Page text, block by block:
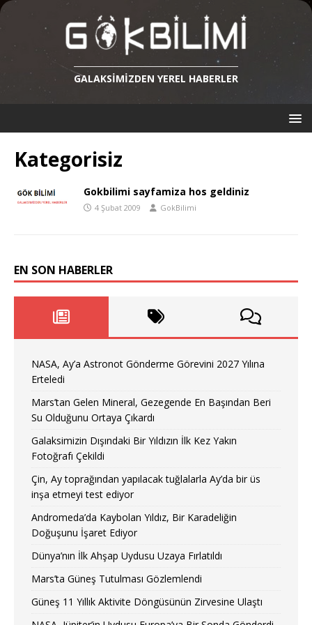
GALAKSIMIZDEN YEREL HABERLER
Kategorisiz
Gokbilimi sayfamiza hos geldiniz
4 Şubat 2009 GokBilimi
EN SON HABERLER
NASA, Ay’a Astronot Gönderme Görevini 2027 Yılına
Erteledi
Mars’tan Gelen Mineral, Gezegende En Başından Beri
Su Olduğunu Ortaya Çıkardı
Galaksimizin Dışındaki Bir Yıldızın İlk Kez Yakın
Fotoğrafı Çekildi
Çin, Ay toprağından yapılacak tuğlalarla Ay’da bir üs
inşa etmeyi test ediyor
Andromeda’da Kaybolan Yıldız, Bir Karadeliğin
Doğuşunu İşaret Ediyor
Dünya’nın İlk Ahşap Uydusu Uzaya Fırlatıldı
Mars’ta Güneş Tutulması Gözlemlendi
Güneş 11 Yıllık Aktivite Döngüsünün Zirvesine Ulaştı